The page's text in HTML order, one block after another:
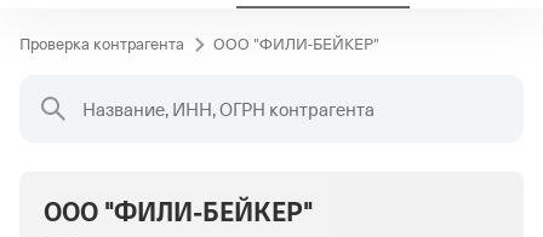
Проверка контрагента ООО "ФИЛИ-БЕЙКЕР"
Название, ИНН, ОГРН контрагента
ООО "ФИЛИ-БЕЙКЕР"